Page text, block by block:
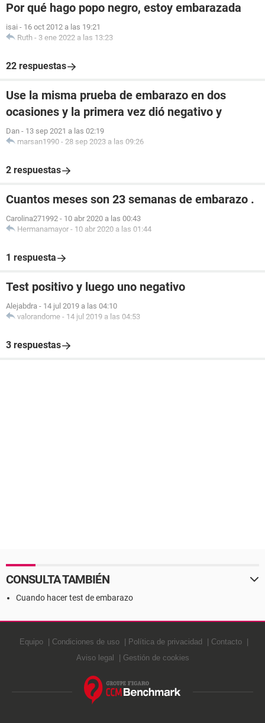
Por qué hago popo negro, estoy embarazada
isai - 16 oct 2012 a las 19:21
Ruth - 3 ene 2022 a las 13:23
22 respuestas
Use la misma prueba de embarazo en dos
ocasiones y la primera vez dió negativo y
Dan - 13 sep 2021 a las 02:19
marsan1990 - 28 sep 2023 a las 09:26
2 respuestas
Cuantos meses son 23 semanas de embarazo .
Carolina271992 - 10 abr 2020 a las 00:43
Hermanamayor - 10 abr 2020 a las 01:44
1 respuesta
Test positivo y luego uno negativo
Alejabdra - 14 jul 2019 a las 04:10
valorandome - 14 jul 2019 a las 04:53
3 respuestas
CONSULTA TAMBIÉN
Cuando hacer test de embarazo
Equipo Condiciones de uso Política de privacidad
Contacto
Aviso legal
Gestión de cookies